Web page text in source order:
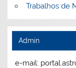
Trabalhos de
Admin
e-mail: